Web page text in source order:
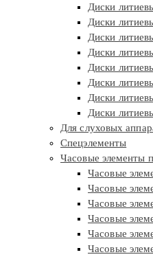
Диски
Диски
Диски
Диски
Диски
Диски
Диски
Диски
Для слуховых
Спецэлементы
Часовые элементы
Часовые
Часовые
Часовые
Часовые
Часовые
Часовые